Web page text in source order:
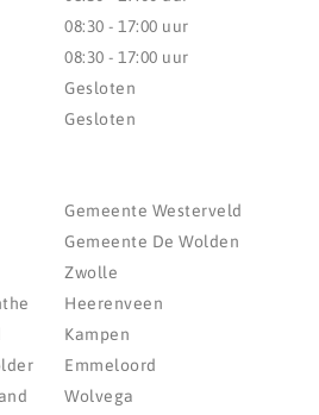
08:30 - 17:00 uur
08:30 - 17:00 uur
Gesloten
Gesloten
Gemeente Westerveld
Gemeente De Wolden
Zwolle
Heerenveen
Kampen
Emmeloord
Wolvega